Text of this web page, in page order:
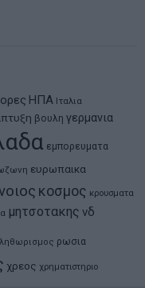
ΗΠΑ Ιταλια
βουλη γερμανια
εμπορευματα
ευρωπαικα
κοσμος κρουσματα
μητσοτακης νδ
ρωσια
χρεος χρηματιστηριο